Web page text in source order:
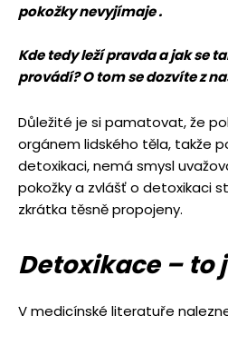
pokožky nevyjímaje .
Kde tedy leží pravda a jak se
provádí? O tom se dozvíte z
Důležité je si pamatovat, že
orgánem lidského těla, takže
detoxikaci, nemá smysl
pokožky a zvlášť o detoxikaci
zkrátka těsně
Detoxikace – to
V medicínské literatuře